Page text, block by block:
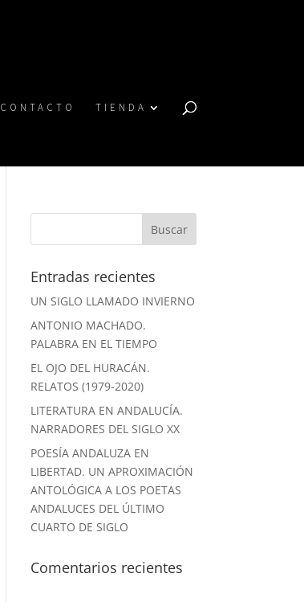
CONTACTO TIENDA
Entradas recientes
UN SIGLO LLAMADO INVIERNO
ANTONIO MACHADO.
PALABRA EN EL TIEMPO
EL OJO DEL HURACÁN.
RELATOS (1979-2020)
LITERATURA EN ANDALUCÍA.
NARRADORES DEL SIGLO XX
POESÍA ANDALUZA EN
LIBERTAD. UN APROXIMACIÓN
ANTOLÓGICA A LOS POETAS
ANDALUCES DEL ÚLTIMO
CUARTO DE SIGLO
Comentarios recientes